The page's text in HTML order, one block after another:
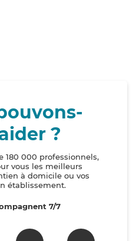
?
180 000 professionnels,
vous les meilleurs
à domicile ou vos
établissement.
7/7